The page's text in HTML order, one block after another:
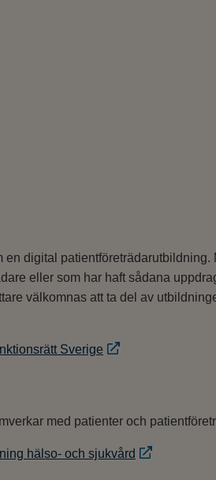
en digital
eller som har haft sådana
välkomnas att ta del av
Sverige
med patienter och
hälso- och sjukvård